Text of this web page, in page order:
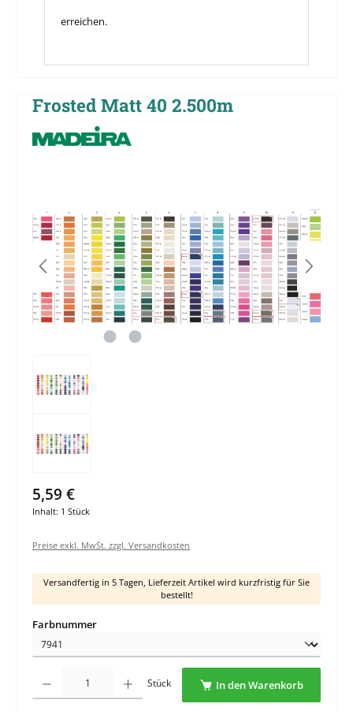
erreichen.
Frosted Matt 40 2.500m
5,59 €
Inhalt: 1 Stück
Preise exkl. MwSt. zzgl. Versandkosten
Versandfertig in 5 Tagen, Lieferzeit Artikel wird kurzfristig für Sie
bestellt!
Farbnummerauswählen
Produkt Anzahl: Gib den gewünschten Wert ein oder benutze die Schaltflächen um
Stück In den Warenkorb